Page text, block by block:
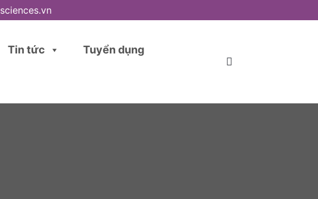
Tin tức
Tuyển dụng